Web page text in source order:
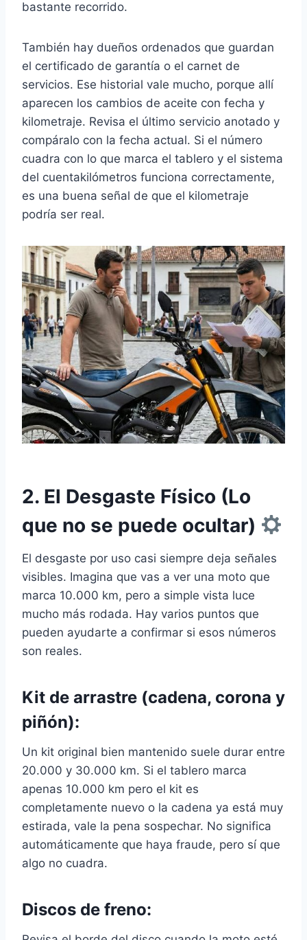
bastante recorrido.
También hay dueños ordenados que guardan
el certificado de garantía o el carnet de
servicios. Ese historial vale mucho, porque allí
aparecen los cambios de aceite con fecha y
kilometraje. Revisa el último servicio anotado y
compáralo con la fecha actual. Si el número
cuadra con lo que marca el tablero y el sistema
del cuentakilómetros funciona correctamente,
es una buena señal de que el kilometraje
podría ser real.
2. El Desgaste Físico (Lo
que no se puede ocultar)
El desgaste por uso casi siempre deja señales
visibles. Imagina que vas a ver una moto que
marca 10.000 km, pero a simple vista luce
mucho más rodada. Hay varios puntos que
pueden ayudarte a confirmar si esos números
son reales.
Kit de arrastre (cadena, corona y
piñón):
Un kit original bien mantenido suele durar entre
20.000 y 30.000 km. Si el tablero marca
apenas 10.000 km pero el kit es
completamente nuevo o la cadena ya está muy
estirada, vale la pena sospechar. No significa
automáticamente que haya fraude, pero sí que
algo no cuadra.
Discos de freno: